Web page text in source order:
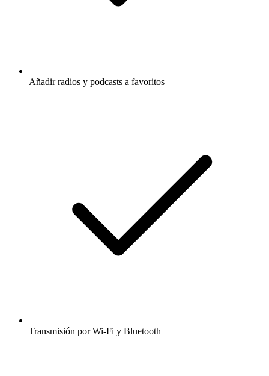
Añadir radios y podcasts a favoritos
Transmisión por Wi-Fi y Bluetooth